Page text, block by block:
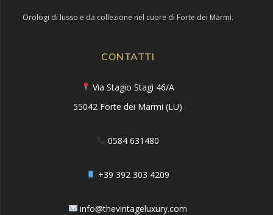
Orologi di lusso e da collezione nel cuore di Forte dei Marmi.
CONTATTI
Via Stagio Stagi 46/A
55042 Forte dei Marmi (LU)
0584 631480
+39 392 303 4209
info@thevintageluxury.com